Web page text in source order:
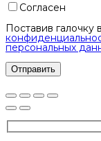
Согласен
Поставив галочку
персональных